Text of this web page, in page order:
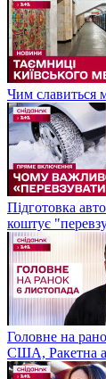
Чим славиться
Підготовка
коштує
Головне на
США, Ракетна